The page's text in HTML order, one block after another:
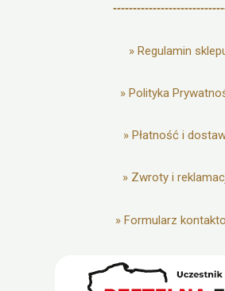
» Regulamin
» Polityka
» Płatność i
» Zwroty i
» Formularz